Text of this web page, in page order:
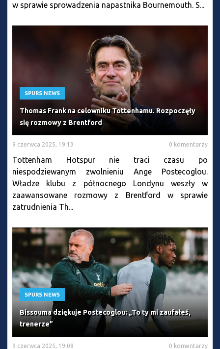
w sprawie sprowadzenia napastnika Bournemouth. S...
SPURS NEWS
Thomas Frank na celowniku Tottenhamu. Rozpoczęły
się rozmowy z Brentford
9 czerwca 2025, 19:13 0 komentarzy
Tottenham Hotspur nie traci czasu po
niespodziewanym zwolnieniu Ange Postecoglou.
Władze klubu z północnego Londynu weszły w
zaawansowane rozmowy z Brentford w sprawie
zatrudnienia Th...
SPURS NEWS
Bissouma dziękuje Postecoglou: „To ty mi zaufałeś,
trenerze”
9 czerwca 2025, 19:08 0 komentarzy